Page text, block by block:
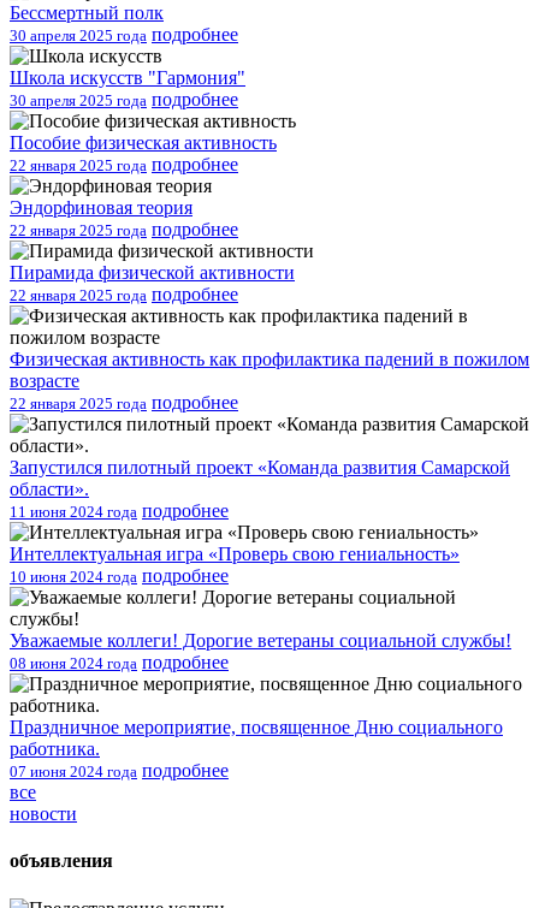
Бессмертный полк
30 апреля 2025 года подробнее
Школа искусств "Гармония"
30 апреля 2025 года подробнее
Пособие физическая активность
22 января 2025 года подробнее
Эндорфиновая теория
22 января 2025 года подробнее
Пирамида физической активности
22 января 2025 года подробнее
Физическая активность как профилактика падений в пожилом
возрасте
22 января 2025 года подробнее
Запустился пилотный проект «Команда развития Самарской
области».
11 июня 2024 года подробнее
Интеллектуальная игра «Проверь свою гениальность»
10 июня 2024 года подробнее
Уважаемые коллеги! Дорогие ветераны социальной службы!
08 июня 2024 года подробнее
Праздничное мероприятие, посвященное Дню социального
работника.
07 июня 2024 года подробнее
все
новости
объявления